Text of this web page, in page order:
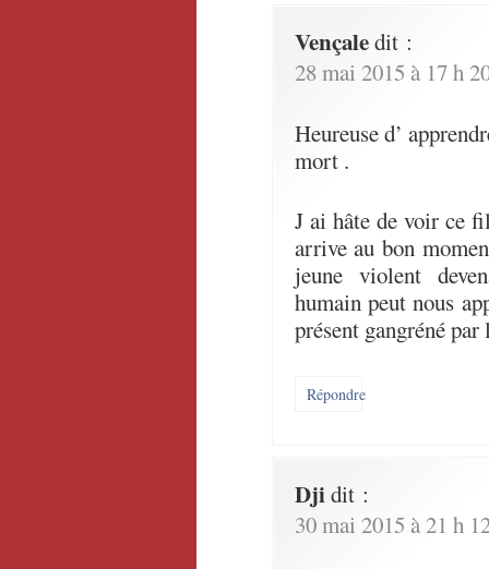
Vençaledit :
28 mai 2015 à 17 h
Heureuse d’
mort .
J ai hâte de voir ce
arrive au bon
jeune violent
humain peut nous
présent gangréné par
Répondre
Djidit :
30 mai 2015 à 21 h